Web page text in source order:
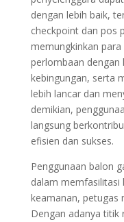
dengan lebih baik,
checkpoint dan pos
memungkinkan
perlombaan dengan
kebingungan, serta
lebih lancar dan
demikian,
langsung
efisien dan sukses.
Penggunaan balon
dalam memfasilitasi
keamanan, petugas
Dengan adanya titik